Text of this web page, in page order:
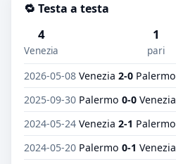
🔁 Testa a testa
4
Venezia
1
pari
2026-05-08 Venezia 2-0 Palermo
2025-09-30 Palermo 0-0 Venezia
2024-05-24 Venezia 2-1 Palermo
2024-05-20 Palermo 0-1 Venezia